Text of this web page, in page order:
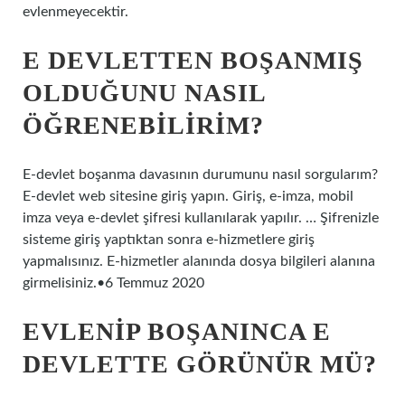
evlenmeyecektir.
E DEVLETTEN BOŞANMIŞ
OLDUĞUNU NASIL
ÖĞRENEBILIRIM?
E-devlet boşanma davasının durumunu nasıl sorgularım?
E-devlet web sitesine giriş yapın. Giriş, e-imza, mobil
imza veya e-devlet şifresi kullanılarak yapılır. … Şifrenizle
sisteme giriş yaptıktan sonra e-hizmetlere giriş
yapmalısınız. E-hizmetler alanında dosya bilgileri alanına
girmelisiniz.•6 Temmuz 2020
EVLENIP BOŞANINCA E
DEVLETTE GÖRÜNÜR MÜ?